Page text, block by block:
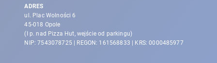
ADRES
ul. Plac Wolności 6
45-018 Opole
(I p. nad Pizza Hut, wejście od parkingu)
NIP: 7543078725 | REGON: 161568833 | KRS: 0000485977